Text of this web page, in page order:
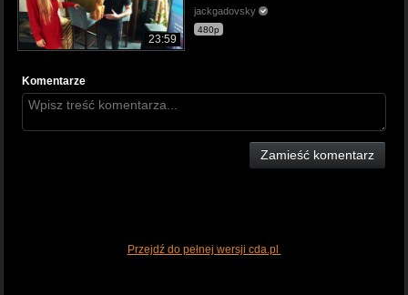
23:59
jackgadovsky
480p
Komentarze
Zamieść komentarz
Przejdź do pełnej wersji cda.pl